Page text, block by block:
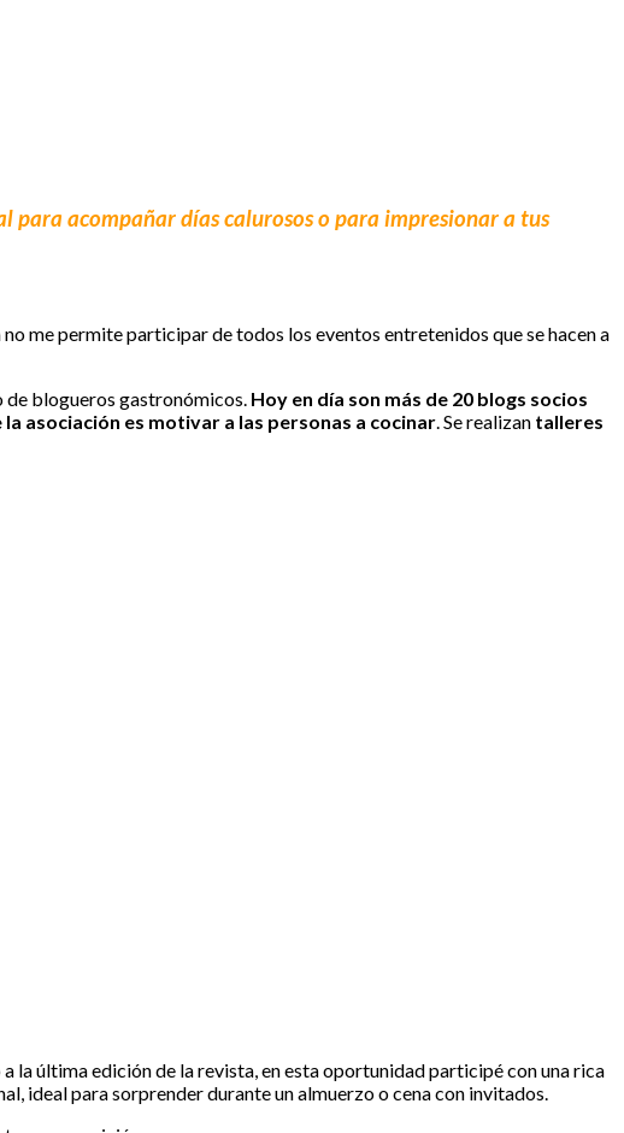
para acompañar días calurosos o para impresionar a tus
me permite participar de todos los eventos entretenidos que se hacen a
de blogueros gastronómicos. Hoy en día son más de 20 blogs socios
asociación es motivar a las personas a cocinar. Se realizan talleres
la última edición de la revista, en esta oportunidad participé con una rica
ideal para sorprender durante un almuerzo o cena con invitados.